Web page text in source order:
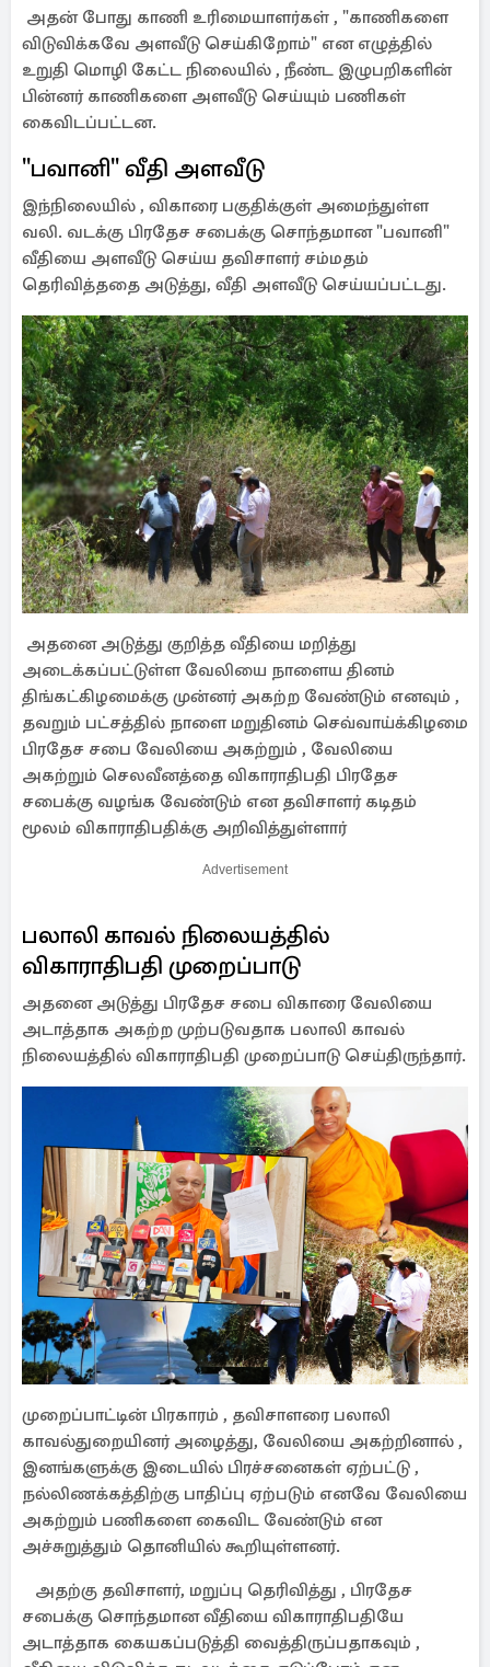
அதன் போது காணி உரிமையாளர்கள் , "காணிகளை
விடுவிக்கவே அளவீடு செய்கிறோம்" என எழுத்தில்
உறுதி மொழி கேட்ட நிலையில் , நீண்ட இழுபறிகளின்
பின்னர் காணிகளை அளவீடு செய்யும் பணிகள்
கைவிடப்பட்டன.
"பவானி" வீதி அளவீடு
இந்நிலையில் , விகாரை பகுதிக்குள் அமைந்துள்ள
வலி. வடக்கு பிரதேச சபைக்கு சொந்தமான "பவானி"
வீதியை அளவீடு செய்ய தவிசாளர் சம்மதம்
தெரிவித்ததை அடுத்து, வீதி அளவீடு செய்யப்பட்டது.
அதனை அடுத்து குறித்த வீதியை மறித்து
அடைக்கப்பட்டுள்ள வேலியை நாளைய தினம்
திங்கட்கிழமைக்கு முன்னர் அகற்ற வேண்டும் எனவும் ,
தவறும் பட்சத்தில் நாளை மறுதினம் செவ்வாய்க்கிழமை
பிரதேச சபை வேலியை அகற்றும் , வேலியை
அகற்றும் செலவீனத்தை விகாராதிபதி பிரதேச
சபைக்கு வழங்க வேண்டும் என தவிசாளர் கடிதம்
மூலம் விகாராதிபதிக்கு அறிவித்துள்ளார்
Advertisement
பலாலி காவல் நிலையத்தில்
விகாராதிபதி முறைப்பாடு
அதனை அடுத்து பிரதேச சபை விகாரை வேலியை
அடாத்தாக அகற்ற முற்படுவதாக பலாலி காவல்
நிலையத்தில் விகாராதிபதி முறைப்பாடு செய்திருந்தார்.
முறைப்பாட்டின் பிரகாரம் , தவிசாளரை பலாலி
காவல்துறையினர் அழைத்து, வேலியை அகற்றினால் ,
இனங்களுக்கு இடையில் பிரச்சனைகள் ஏற்பட்டு ,
நல்லிணக்கத்திற்கு பாதிப்பு ஏற்படும் எனவே வேலியை
அகற்றும் பணிகளை கைவிட வேண்டும் என
அச்சுறுத்தும் தொனியில் கூறியுள்ளனர்.
அதற்கு தவிசாளர், மறுப்பு தெரிவித்து , பிரதேச
சபைக்கு சொந்தமான வீதியை விகாராதிபதியே
அடாத்தாக கையகப்படுத்தி வைத்திருப்பதாகவும் ,